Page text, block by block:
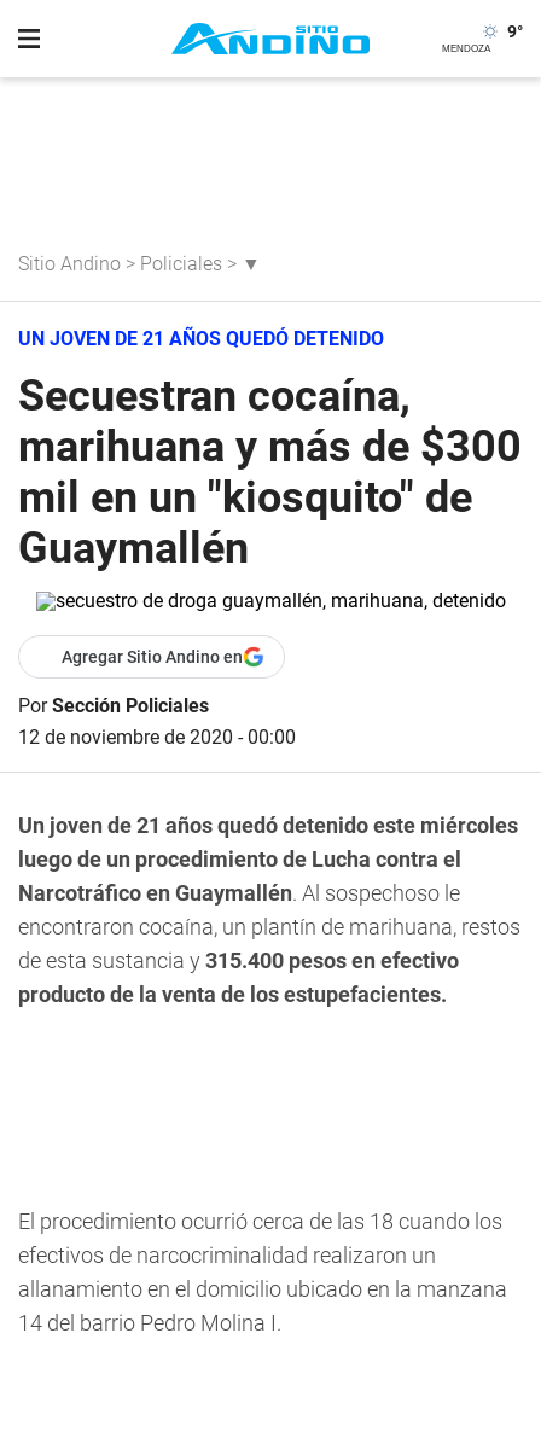
9°
Sitio Andino > Policiales > ▼
UN JOVEN DE 21 AÑOS QUEDÓ DETENIDO
Secuestran cocaína,
marihuana y más de $300
mil en un "kiosquito" de
Guaymallén
Agregar Sitio Andino en
PorSección Policiales
12 de noviembre de 2020 - 00:00
Un joven de 21 años quedó detenido este miércoles
luego de un procedimiento de Lucha contra el
Narcotráfico en Guaymallén. Al sospechoso le
encontraron cocaína, un plantín de marihuana, restos
de esta sustancia y 315.400 pesos en efectivo
producto de la venta de los estupefacientes.
El procedimiento ocurrió cerca de las 18 cuando los
efectivos de narcocriminalidad realizaron un
allanamiento en el domicilio ubicado en la manzana
14 del barrio Pedro Molina I.